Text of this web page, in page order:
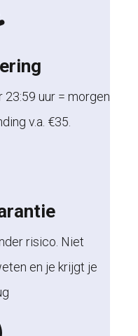
uur = morgen
v.a. €35.
risico. Niet
en je krijgt je